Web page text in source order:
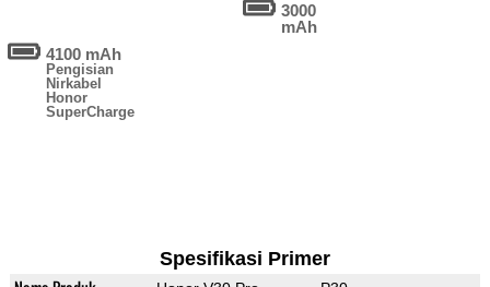
4100 mAh
Pengisian
Nirkabel
Honor
SuperCharge
3000
mAh
Spesifikasi Primer